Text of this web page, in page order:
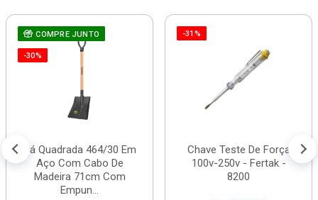
COMPRE JUNTO
-30%
Pá Quadrada 464/30 Em
Aço Com Cabo De
Madeira 71cm Com
Empun...
-31%
Chave Teste De Força
100v-250v - Fertak -
8200